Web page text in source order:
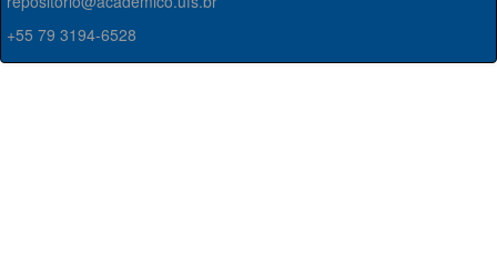
+55 79 3194-6528